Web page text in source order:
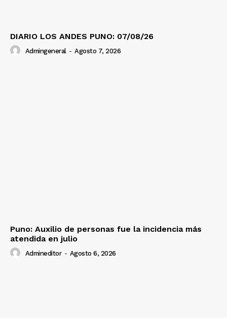
DIARIO LOS ANDES PUNO: 07/08/26
Admingeneral - Agosto 7, 2026
Puno: Auxilio de personas fue la incidencia más
atendida en julio
Admineditor - Agosto 6, 2026